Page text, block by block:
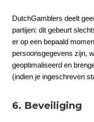
DutchGamblers deelt
partijen: dit gebeurt
er op een bepaald
persoonsgegevens zijn,
geoptimaliseerd en
(indien je ingeschreven
6. Beveiliging